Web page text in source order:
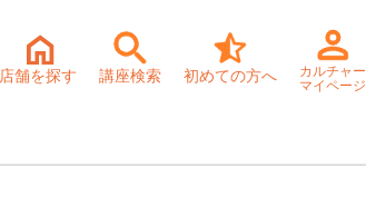
店舗を探す 講座検索 初めての方へ
カルチャー
マイページ